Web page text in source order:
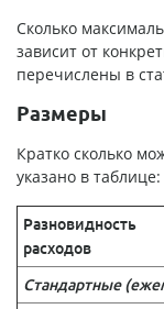
Сколько
зависит от
перечислены в
Размеры
Кратко сколько
указано в таблице:
Разновидность
расходов
Стандартные